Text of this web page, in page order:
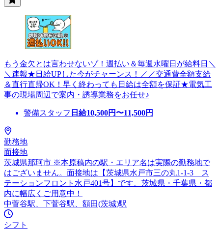
もう金欠とは言わせないゾ！週払い＆毎週水曜日が給料日＼
＼速報★日給UPした今がチャーンス！／／交通費全額支給
＆直行直帰OK！早く終わっても日給は全額を保証★電気工
事の現場周辺で案内・誘導業務をお任せ♪
警備スタッフ 日給10,500円〜11,500円
勤務地
面接地
茨城県那珂市 ※本原稿内の駅・エリア名は実際の勤務地で
はございません。面接地は【茨城県水戸市三の丸1-1-3 ス
テーションフロント水戸401号】です。茨城県・千葉県・都
内に幅広くご用意中！
中菅谷駅、下菅谷駅、額田(茨城)駅
シフト